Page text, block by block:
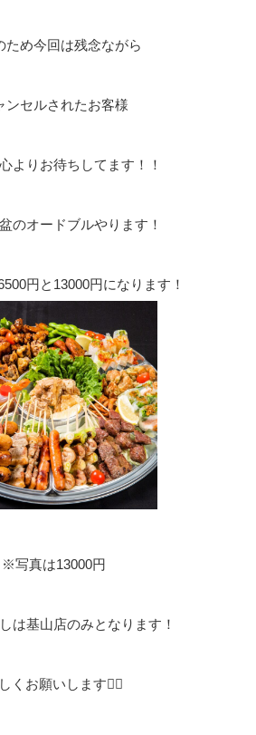
ため今回は残念ながら
ンセルされたお客様
よりお待ちしてます！！
のオードブルやります！
円と13000円になります！
※写真は13000円
は基山店のみとなります！
くお願いします🙇‍♀